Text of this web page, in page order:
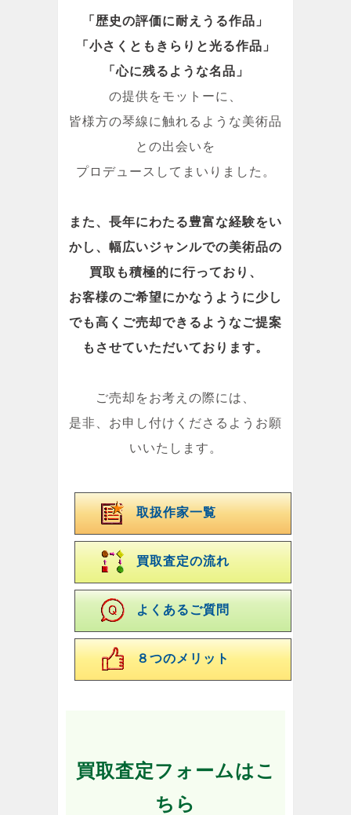
「歴史の評価に耐えうる作品」
「小さくともきらりと光る作品」
「心に残るような名品」
の提供をモットーに、
皆様方の琴線に触れるような美術品
との出会いを
プロデュースしてまいりました。
また、長年にわたる豊富な経験をい
かし、幅広いジャンルでの美術品の
買取も積極的に行っており、
お客様のご希望にかなうように少し
でも高くご売却できるようなご提案
もさせていただいております。
ご売却をお考えの際には、
是非、お申し付けくださるようお願
いいたします。
取扱作家一覧
買取査定の流れ
よくあるご質問
８つのメリット
買取査定フォームはこ
ちら